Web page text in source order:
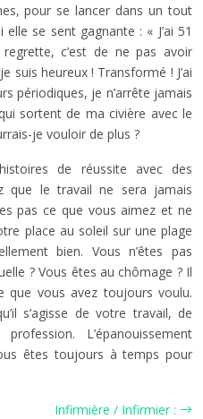
pour se lancer dans un tout
se sent gagnante : « J’ai 51
c’est de ne pas avoir
suis heureux ! Transformé ! J’ai
périodiques, je n’arrête jamais
sortent de ma civière avec le
je vouloir de plus ?
de réussite avec des
que le travail ne sera jamais
pas ce que vous aimez et ne
place au soleil sur une plage
bien. Vous n’êtes pas
? Vous êtes au chômage ? Il
vous avez toujours voulu.
s’agisse de votre travail, de
L’épanouissement
êtes toujours à temps pour
Infirmière / Infirmier :